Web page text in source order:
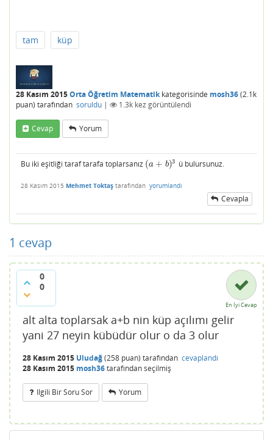
tam küp
28 Kasım 2015Orta Öğretim Matematikkategorisinde mosh36(2.1k
puan) tarafından soruldu | 1.3k kez görüntülendi
Cevap Yorum
Bu iki eşitliği taraf tarafa toplarsanız (a + b)3
(a+ b) 3 ü bulursunuz.
28 Kasım 2015 Mehmet Toktaş tarafından yorumlandı
Cevapla
1 cevap
0
0
En İyi Cevap
alt alta toplarsak a+b nin küp açılımı gelir
yani 27 neyin kübüdür olur o da 3 olur
28 Kasım 2015 Uludağ(258 puan) tarafından cevaplandı
28 Kasım 2015 mosh36tarafındanseçilmiş
Ilgili Bir Soru Sor Yorum